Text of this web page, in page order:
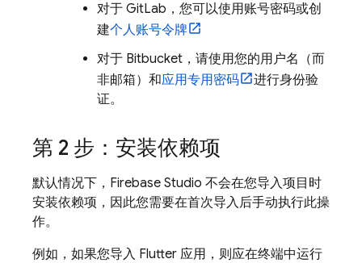
对于 GitLab，您可以使用账号密码或创
建个人账号令牌
对于 Bitbucket，请使用您的用户名（而
非邮箱）和应用专用密码
进行身份验
证。
第 2 步：安装依赖项
默认情况下， Firebase Studio 不会在您导入项目时
安装依赖项，因此您需要在首次导入后手动执行此操
作。
例如，如果您导入 Flutter 应用，则应在终端中运行